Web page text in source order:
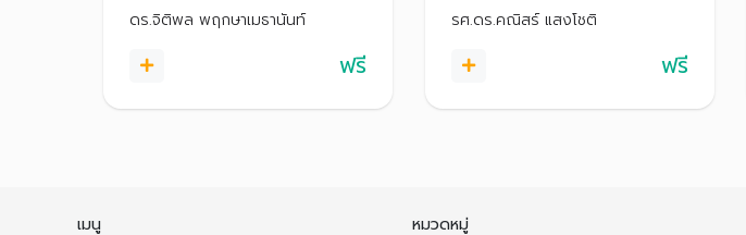
กรอง เพื่อให้สามารถเลือกลงทุนใน
กองทุนที่เหมาะสมกับตนเองได้
ดร.จิติพล พฤกษาเมธานันท์
ฟรี
สนามลงทุนอย่างมั่นใจ
รศ.ดร.คณิสร์ แสงโชติ
ฟรี
เมนู หมวดหมู่